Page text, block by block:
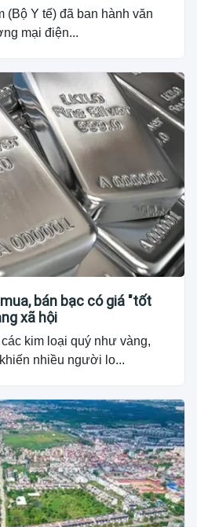
(Bộ Y tế) đã ban hành văn
mại điện...
bán bạc có giá "tốt
xã hội
kim loại quý như vàng,
nhiều người lo...